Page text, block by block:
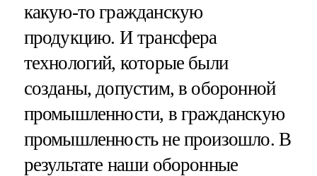
какую-то гражданскую
продукцию. И трансфера
технологий, которые были
созданы, допустим, в оборонной
промышленности, в гражданскую
промышленность не произошло. В
результате наши оборонные